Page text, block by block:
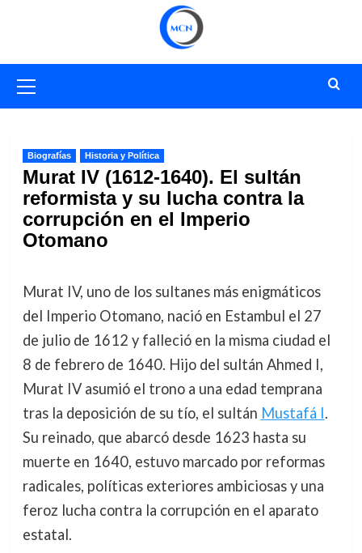
primario
Biografías Historia y Política
Murat IV (1612-1640). El sultán
reformista y su lucha contra la
corrupción en el Imperio
Otomano
Murat IV, uno de los sultanes más enigmáticos
del Imperio Otomano, nació en Estambul el 27
de julio de 1612 y falleció en la misma ciudad el
8 de febrero de 1640. Hijo del sultán Ahmed I,
Murat IV asumió el trono a una edad temprana
tras la deposición de su tío, el sultán Mustafá I.
Su reinado, que abarcó desde 1623 hasta su
muerte en 1640, estuvo marcado por reformas
radicales, políticas exteriores ambiciosas y una
feroz lucha contra la corrupción en el aparato
estatal.